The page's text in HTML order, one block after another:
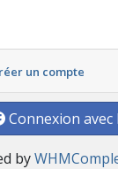
un compte
Connexion avec
by